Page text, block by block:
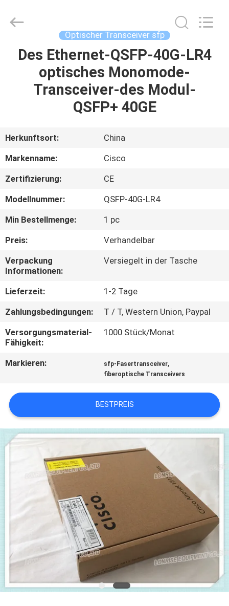
HAUSE
VIDEOS
UNS
WERKSBESICHTIGUNG
QUALITÄTSKONTROLLE
KONTAKT
UNS
NEUIGKEITEN
SITEMAP
DATENSCHUTZRICHTLINIE
Ltd..
Optischer Transceiver sfp
Des Ethernet-QSFP-40G-LR4
optisches Monomode-
Transceiver-des Modul-
QSFP+ 40GE
Herkunftsort:
China
Markenname:
Cisco
Zertifizierung:
CE
Modellnummer:
QSFP-40G-LR4
Min Bestellmenge:
1 pc
Preis:
Verhandelbar
Verpackung
Informationen:
Versiegelt in der Tasche
Lieferzeit:
1-2 Tage
Zahlungsbedingungen:
T / T, Western Union, Paypal
Versorgungsmaterial-
Fähigkeit:
1000 Stück/Monat
Markieren: sfp-Fasertransceiver,
fiberoptische Transceivers
BESTPREIS